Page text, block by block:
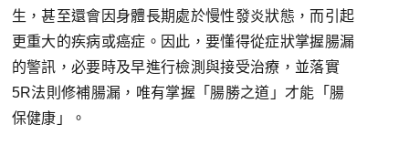
生，甚至還會因身體長期處於慢性發炎狀態，而引起
更重大的疾病或癌症。因此，要懂得從症狀掌握腸漏
的警訊，必要時及早進行檢測與接受治療，並落實
5R法則修補腸漏，唯有掌握「腸勝之道」才能「腸
保健康」。